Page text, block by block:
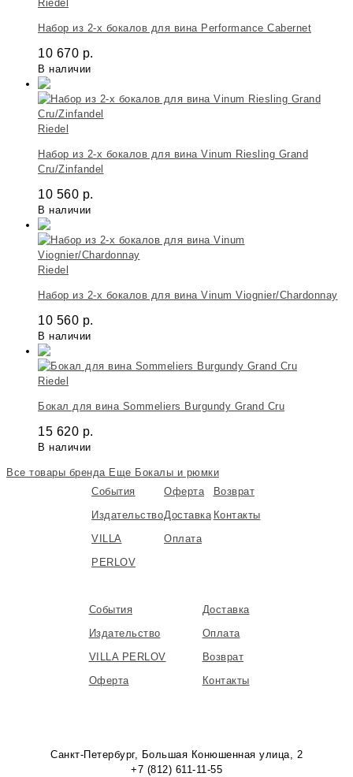
Riedel
Набор из 2-х бокалов для вина Performance Cabernet
10 670 р.
В наличии
Riedel
Набор из 2-х бокалов для вина Vinum Riesling Grand
Cru/Zinfandel
10 560 р.
В наличии
Riedel
Набор из 2-х бокалов для вина Vinum Viognier/Chardonnay
10 560 р.
В наличии
Riedel
Бокал для вина Sommeliers Burgundy Grand Cru
15 620 р.
В наличии
Все товары бренда Еще Бокалы и рюмки
События
Издательство
VILLA
PERLOV
Оферта
Доставка
Оплата
Возврат
Контакты
События
Издательство
VILLA PERLOV
Оферта
Доставка
Оплата
Возврат
Контакты
Санкт-Петербург, Большая Конюшенная улица, 2
+7 (812) 611-11-55